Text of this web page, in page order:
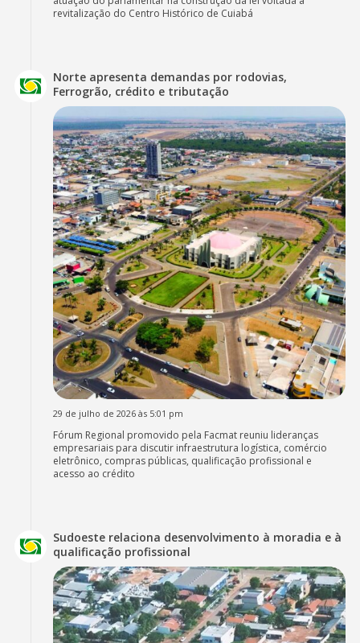
revitalização do Centro Histórico de Cuiabá
Norte apresenta demandas por rodovias,
Ferrogrão, crédito e tributação
29 de julho de 2026 às 5:01 pm
Fórum Regional promovido pela Facmat reuniu lideranças
empresariais para discutir infraestrutura logística, comércio
eletrônico, compras públicas, qualificação profissional e
acesso ao crédito
Sudoeste relaciona desenvolvimento à moradia e à
qualificação profissional